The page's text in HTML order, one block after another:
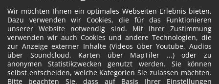
Wir möchten Ihnen ein optimales Webseiten-Erlebnis bieten.
Dazu verwenden wir Cookies, die für das Funktionieren
unserer Website notwendig sind. Mit Ihrer Zustimmung
verwenden wir auch Cookies und andere Technologien, die
zur Anzeige externer Inhalte (Videos über Youtube, Audios
über Soundcloud, Karten über MapTiler ...) oder zu
anonymen Statistikzwecken genutzt werden. Sie können
selbst entscheiden, welche Kategorien Sie zulassen möchten.
Bitte beachten Sie, dass auf Basis Ihrer Einstellungen